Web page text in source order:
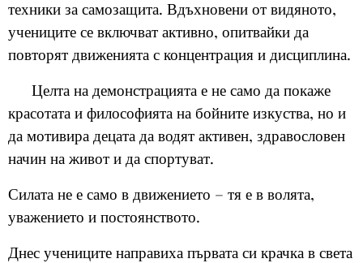
техники за самозащита. Вдъхновени от видяното,
учениците се включват активно, опитвайки да
повторят движенията с концентрация и дисциплина.
🥋 Целта на демонстрацията е не само да покаже
красотата и философията на бойните изкуства, но и
да мотивира децата да водят активен, здравословен
начин на живот и да спортуват.
Силата не е само в движението – тя е в волята,
уважението и постоянството.
Днес учениците направиха първата си крачка в света